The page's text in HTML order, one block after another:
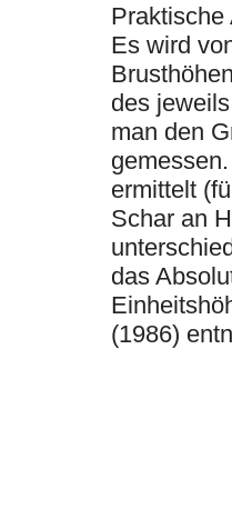
Praktische
Es wird
des
man den
ermittelt
Schar an
das
(1986)